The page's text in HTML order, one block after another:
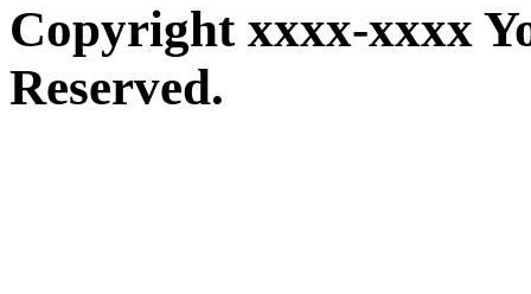
Copyright xxxx-xxxx
Reserved.